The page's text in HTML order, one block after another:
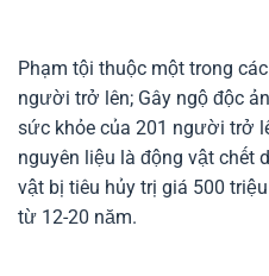
Phạm tội thuộc một trong
người trở lên; Gây ngộ độc
sức khỏe của 201 người trở
nguyên liệu là động vật chết
vật bị tiêu hủy trị giá 500
từ 12-20 năm.